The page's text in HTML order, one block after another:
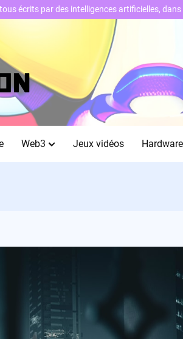
Web3 Jeux vidéos Hardware
écrits par des intelligences artificielles,